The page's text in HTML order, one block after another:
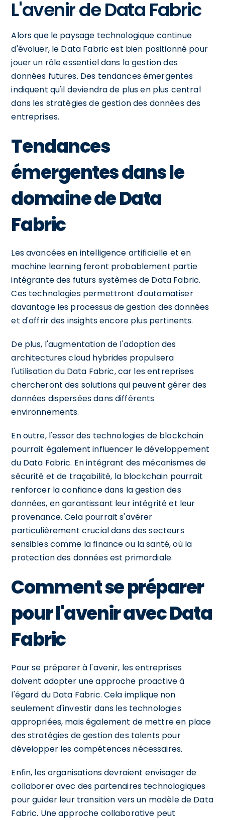
L'avenir de Data Fabric
Alors que le paysage technologique continue
d'évoluer, le Data Fabric est bien positionné pour
jouer un rôle essentiel dans la gestion des
données futures. Des tendances émergentes
indiquent qu'il deviendra de plus en plus central
dans les stratégies de gestion des données des
entreprises.
Tendances
émergentes dans le
domaine de Data
Fabric
Les avancées en intelligence artificielle et en
machine learning feront probablement partie
intégrante des futurs systèmes de Data Fabric.
Ces technologies permettront d'automatiser
davantage les processus de gestion des données
et d'offrir des insights encore plus pertinents.
De plus, l'augmentation de l'adoption des
architectures cloud hybrides propulsera
l'utilisation du Data Fabric, car les entreprises
chercheront des solutions qui peuvent gérer des
données dispersées dans différents
environnements.
En outre, l'essor des technologies de blockchain
pourrait également influencer le développement
du Data Fabric. En intégrant des mécanismes de
sécurité et de traçabilité, la blockchain pourrait
renforcer la confiance dans la gestion des
données, en garantissant leur intégrité et leur
provenance. Cela pourrait s'avérer
particulièrement crucial dans des secteurs
sensibles comme la finance ou la santé, où la
protection des données est primordiale.
Comment se préparer
pour l'avenir avec Data
Fabric
Pour se préparer à l'avenir, les entreprises
doivent adopter une approche proactive à
l'égard du Data Fabric. Cela implique non
seulement d'investir dans les technologies
appropriées, mais également de mettre en place
des stratégies de gestion des talents pour
développer les compétences nécessaires.
Enfin, les organisations devraient envisager de
collaborer avec des partenaires technologiques
pour guider leur transition vers un modèle de Data
Fabric. Une approche collaborative peut